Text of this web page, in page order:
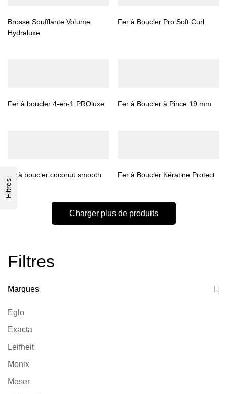
Filtres
Marques
Eglo
Exacta
Leifheit
Monix
Moser
Filtres
Brosse Soufflante Volume
Hydraluxe
Fer à Boucler Pro Soft Curl
Fer à boucler 4-en-1 PROluxe Fer à Boucler à Pince 19 mm
fer à boucler coconut smooth Fer à Boucler Kératine Protect
Charger plus de produits